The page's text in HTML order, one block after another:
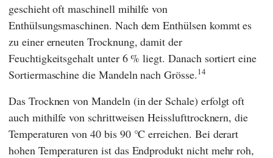
geschieht oft maschinell mihilfe von
Enthülsungsmaschinen. Nach dem Enthülsen kommt es
zu einer erneuten Trocknung, damit der
Feuchtigkeitsgehalt unter 6 % liegt. Danach sortiert eine
Sortiermaschine die Mandeln nach Grösse.14
Das Trocknen von Mandeln (in der Schale) erfolgt oft
auch mithilfe von schrittweisen Heisslufttrocknern, die
Temperaturen von 40 bis 90 °C erreichen. Bei derart
hohen Temperaturen ist das Endprodukt nicht mehr roh,